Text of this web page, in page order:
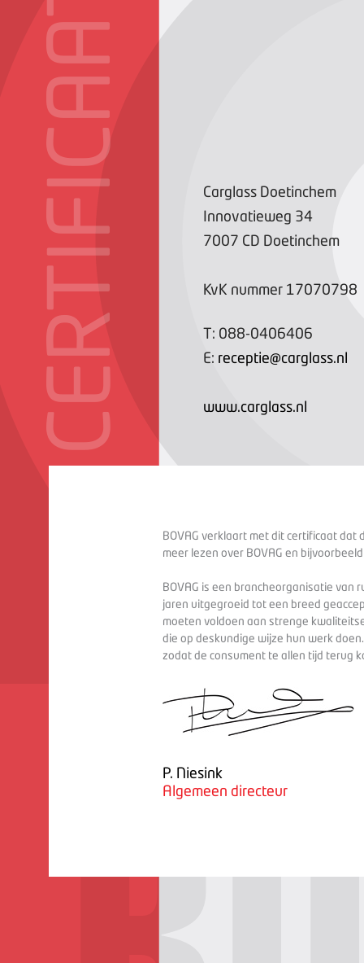
CERTIFICAAT
Carglass Doetinchem
Innovatieweg 34
7007 CD Doetinchem
KvK nummer 17070798
T: 088-0406406
E: receptie@carglass.nl
www.carglass.nl
BOVAG verklaart met dit certificaat dat
meer lezen over BOVAG en
BOVAG is een brancheorganisatie van
jaren uitgegroeid tot een breed
moeten voldoen aan strenge
die op deskundige wijze hun werk
zodat de consument te allen tijd terug
P. Niesink
Algemeen directeur